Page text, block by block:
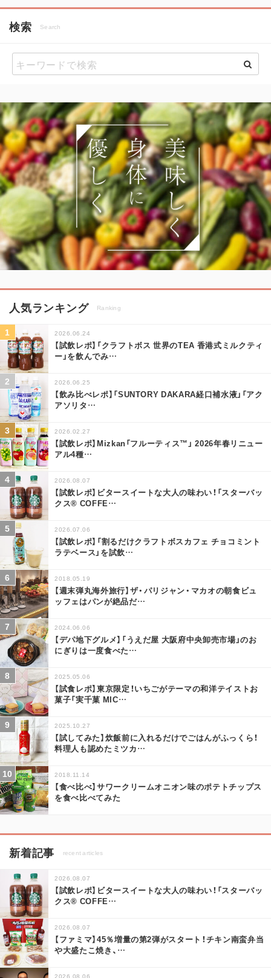
検索 Search
人気ランキング Ranking
2026.06.24
【試飲レポ】「クラフトボス 世界のTEA 香港式ミルクティ
ー」を飲んでみ…
2026.06.25
【飲み比べレポ】「SUNTORY DAKARA経口補水液」「アク
アソリタ…
2026.02.27
【試飲レポ】Mizkan「フルーティス™」 2026年春リニュー
アル4種…
2026.08.07
【試飲レポ】ビタースイートな大人の味わい！「スターバッ
クス® COFFE…
2026.07.06
【試飲レポ】「割るだけクラフトボスカフェ チョコミント
ラテベース」を試飲…
2018.05.19
【週末弾丸海外旅行】ザ・パリジャン・マカオの朝食ビュ
ッフェはパンが絶品だ…
2024.06.06
【デパ地下グルメ】「うえだ屋 大阪府中央卸売市場」のお
にぎりは一度食べた…
2025.05.06
【試食レポ】東京限定！いちごがテーマの和洋テイストお
菓子「実千菓 MIC…
2025.10.27
【試してみた】炊飯前に入れるだけでごはんがふっくら！
料理人も認めたミツカ…
2018.11.14
【食べ比べ】サワークリームオニオン味のポテトチップス
を食べ比べてみた
新着記事 recent articles
2026.08.07
【試飲レポ】ビタースイートな大人の味わい！「スターバッ
クス® COFFE…
2026.08.07
【ファミマ】45％増量の第2弾がスタート！チキン南蛮弁当
や大盛たこ焼き、 …
2026.08.06